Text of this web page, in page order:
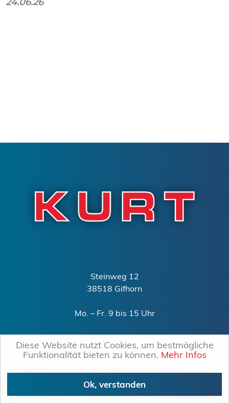
Ok, verstanden
Diese Website nutzt Cookies, um bestmögliche
Funktionalität bieten zu können. Mehr Infos
Steinweg 12
38518 Gifhorn
Mo. – Fr. 9 bis 15 Uhr
0151 – 15240340
mail@kurt-gifhorn.de
Snuna GbR2026 –Wir stellen ein!